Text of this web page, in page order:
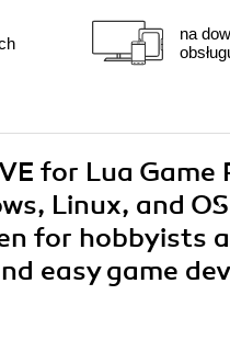
na
for Lua
Linux, and
for hobbyists
easy game